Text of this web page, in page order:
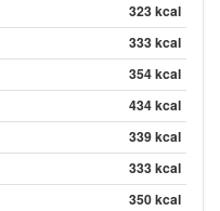
323 kcal
333 kcal
354 kcal
434 kcal
339 kcal
333 kcal
350 kcal